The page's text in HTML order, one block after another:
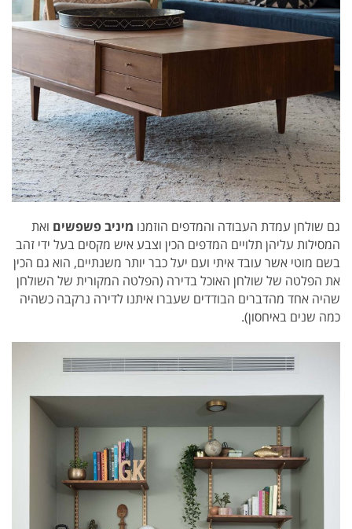
גם שולחן עמדת העבודה והמדפים הוזמנו מיניב פשפשים ואת
המסילות עליהן תלויים המדפים הכין וצבע איש מקסים בעל ידי זהב
בשם מוטי אשר עובד איתי ועם יעל כבר יותר משנתיים, הוא גם הכין
את הפלטה של שולחן האוכל בדירה (הפלטה המקורית של השולחן
שהיה אחד מהדברים הבודדים שעברו איתנו לדירה נרקבה כשהיה
כמה שנים באיחסון).